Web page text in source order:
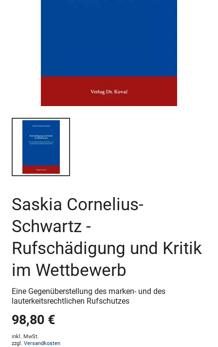
Saskia Cornelius-
Schwartz -
Rufschädigung und Kritik
im Wettbewerb
Eine Gegenüberstellung des marken- und des
lauterkeitsrechtlichen Rufschutzes
98,80 €
inkl. MwSt.
zzgl. Versandkosten